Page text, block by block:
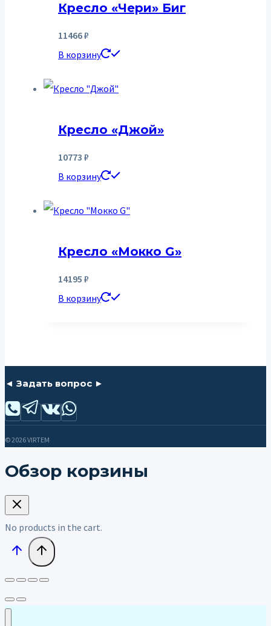
Кресло «Чери» Биг
11466₽
В корзину
Кресло «Джой»
10773 ₽
В корзину
Кресло «Мокко G»
14195 ₽
В корзину
◄ Задать вопрос ►
© 2026 VIRTEM
Обзор корзины
No products in the cart.